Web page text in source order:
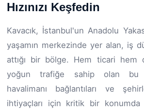
Hızınızı Keşfedin
Kavacık, İstanbul'un Anadolu
yaşamın merkezinde yer alan, iş
attığı bir bölge. Hem ticari hem
yoğun trafiğe sahip olan bu
havalimanı bağlantıları ve
ihtiyaçları için kritik bir konumda